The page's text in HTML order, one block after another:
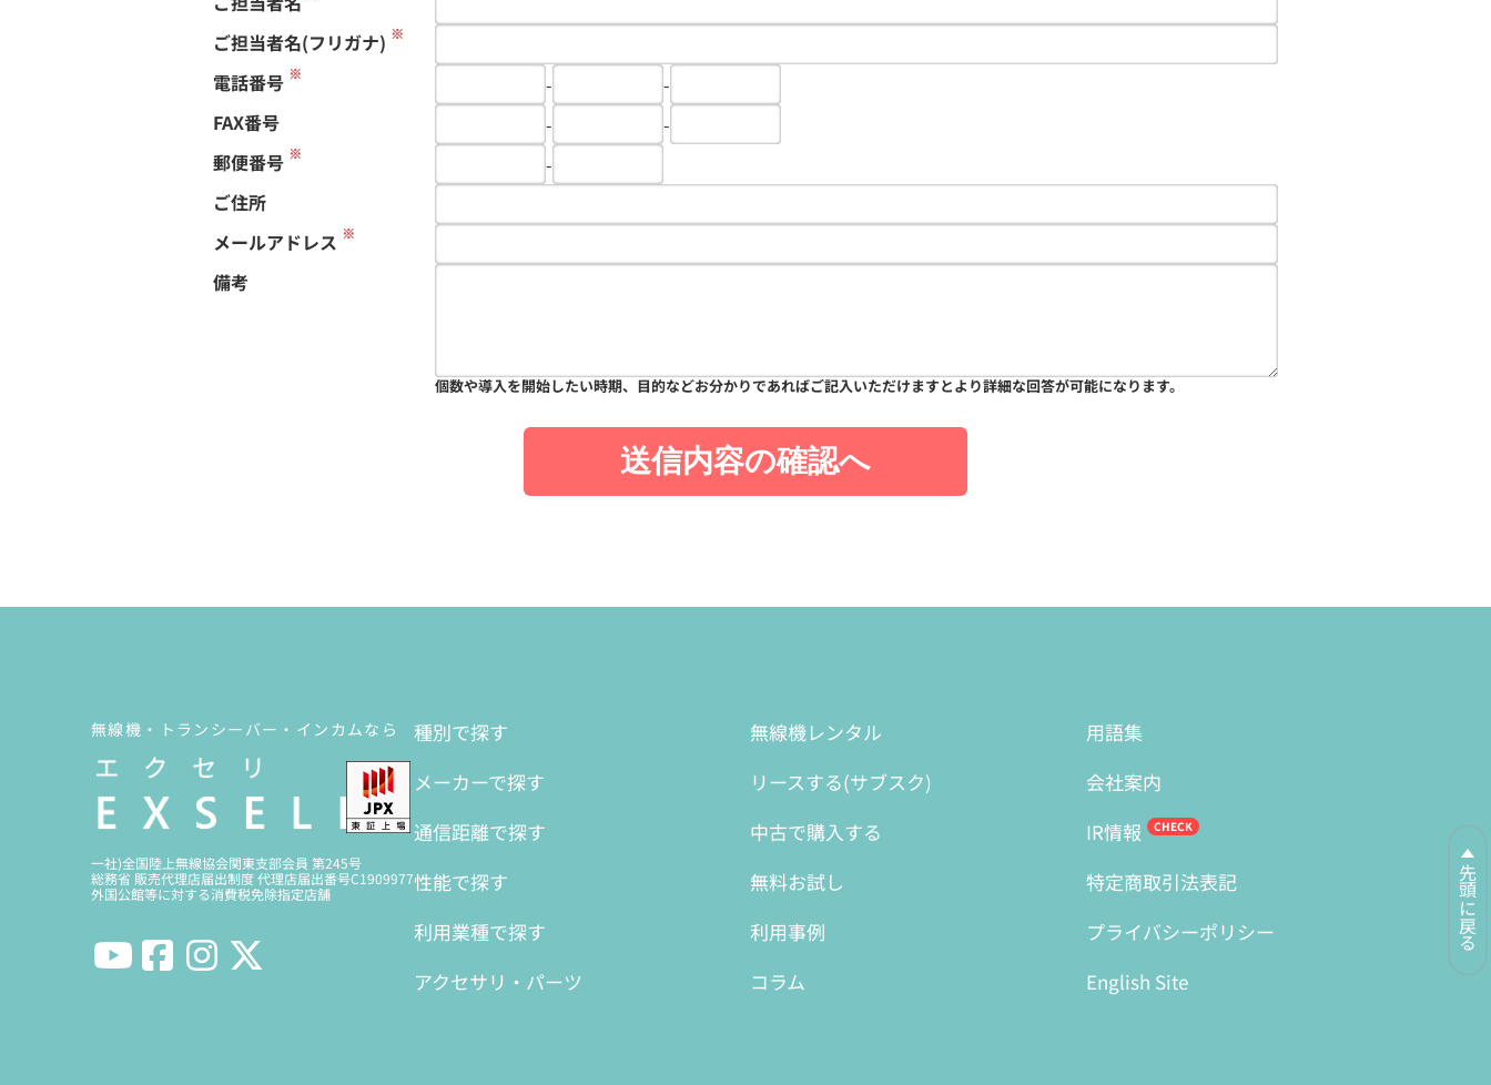
ご担当者名(フリガナ) ※
電話番号 ※ -
-
FAX番号
-
-
郵便番号 ※
-
ご住所
メールアドレス ※
備考
個数や導入を開始したい時期、目的などお分かりであればご記入いただけますとより詳細な回答が可能になります。
送信内容の確認へ
先頭に戻る
無線機・トランシーバー・インカムなら
一社)全国陸上無線協会関東支部会員 第245号
総務省 販売代理店届出制度 代理店届出番号C1909977
外国公館等に対する消費税免除指定店舗
種別で探す
メーカーで探す
通信距離で探す
性能で探す
利用業種で探す
アクセサリ・パーツ
無線機レンタル
リースする(サブスク)
中古で購入する
無料お試し
利用事例
コラム
用語集
会社案内
IR情報
特定商取引法表記
プライバシーポリシー
English Site